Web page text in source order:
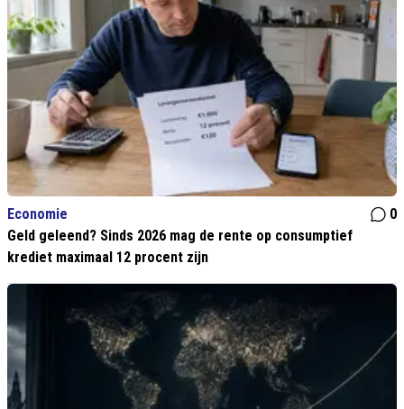
Economie
0
Geld geleend? Sinds 2026 mag de rente op consumptief
krediet maximaal 12 procent zijn